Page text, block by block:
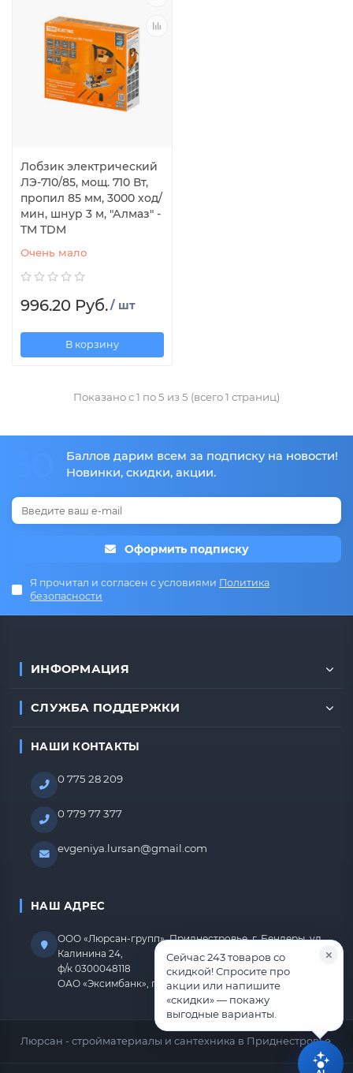
Лобзик электрический
ЛЭ-710/85, мощ. 710 Вт,
пропил 85 мм, 3000 ход/
мин, шнур 3 м, "Алмаз" -
TM TDM
Очень мало
996.20 Руб./ шт
В корзину
Показано с 1 по 5 из 5 (всего 1 страниц)
Баллов дарим всем за подписку на новости!
Новинки, скидки, акции.
Оформить подписку
Я прочитал и согласен с условиями Политика
безопасности
ИНФОРМАЦИЯ
СЛУЖБА ПОДДЕРЖКИ
НАШИ КОНТАКТЫ
0 775 28 209
0 779 77 377
evgeniya.lursan@gmail.com
НАШ АДРЕС
ООО «Люрсан-групп», Приднестровье, г. Бендеры, ул.
Калинина 24,
ф/к 0300048118
ОАО «Эксимбанк», г.Бендеры, р/с 2212670000000818
Люрсан - стройматериалы и сантехника в Приднестровье.
Сейчас 243 товаров со
скидкой! Спросите про
акции или напишите
«скидки» — покажу
выгодные варианты.